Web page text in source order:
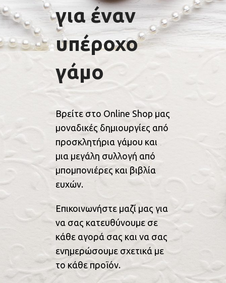
για έναν
υπέροχο
γάμο
Βρείτε στο Online Shop μας
μοναδικές δημιουργίες από
προσκλητήρια γάμου και
μια μεγάλη συλλογή από
μπομπονιέρες και βιβλία
ευχών.
Επικοινωνήστε μαζί μας για
να σας κατευθύνουμε σε
κάθε αγορά σας και να σας
ενημερώσουμε σχετικά με
το κάθε προϊόν.